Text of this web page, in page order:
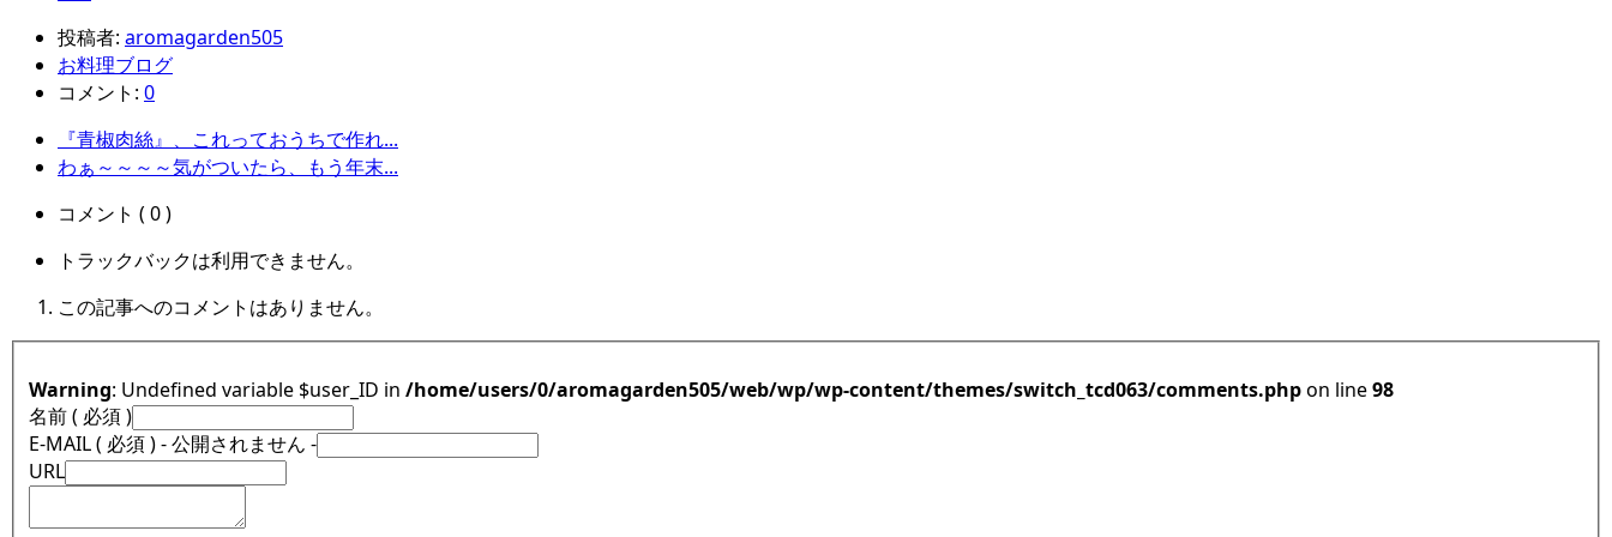
投稿者: aromagarden505
お料理ブログ
コメント: 0
『青椒肉絲』、これっておうちで作れ...
わぁ～～～～気がついたら、もう年末...
コメント ( 0 )
トラックバックは利用できません。
この記事へのコメントはありません。
Warning : Undefined variable $user_ID in /home/users/0/aromagarden505/web/wp/wp-content/themes/switch_tcd063/comments.phpon line98
名前 ( 必須 )
E-MAIL ( 必須 ) - 公開されません -
URL